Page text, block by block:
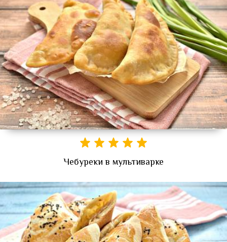
Чебуреки в мультиварке